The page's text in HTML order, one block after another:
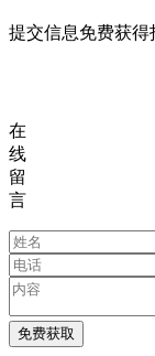
提交信息免费获
在
线
留
言